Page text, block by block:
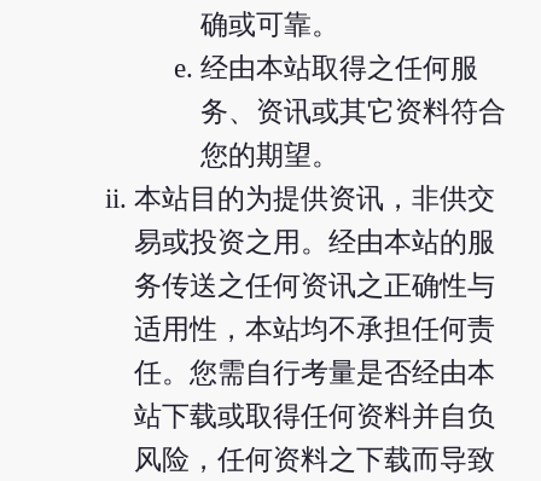
确或可靠。
经由本站取得之任何服
务、资讯或其它资料符合
您的期望。
本站目的为提供资讯，非供交
易或投资之用。经由本站的服
务传送之任何资讯之正确性与
适用性，本站均不承担任何责
任。您需自行考量是否经由本
站下载或取得任何资料并自负
风险，任何资料之下载而导致